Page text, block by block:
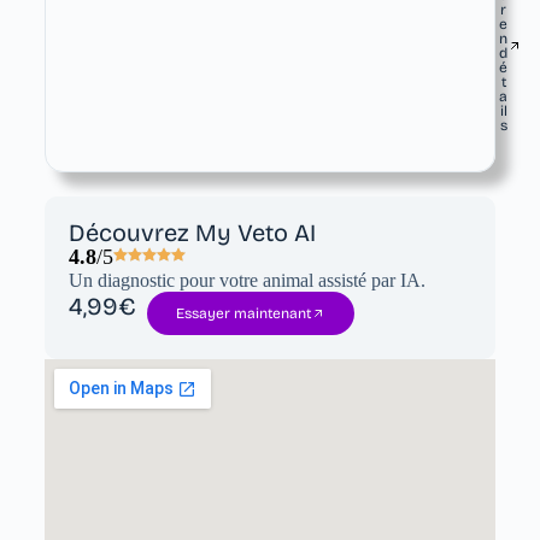
r
e
n
d
é
t
a
il
s
Découvrez My Veto AI
4.8/5
Un diagnostic pour votre animal assisté par IA.
4,99€ Essayer maintenant